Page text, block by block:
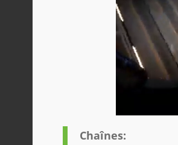
Chaînes: